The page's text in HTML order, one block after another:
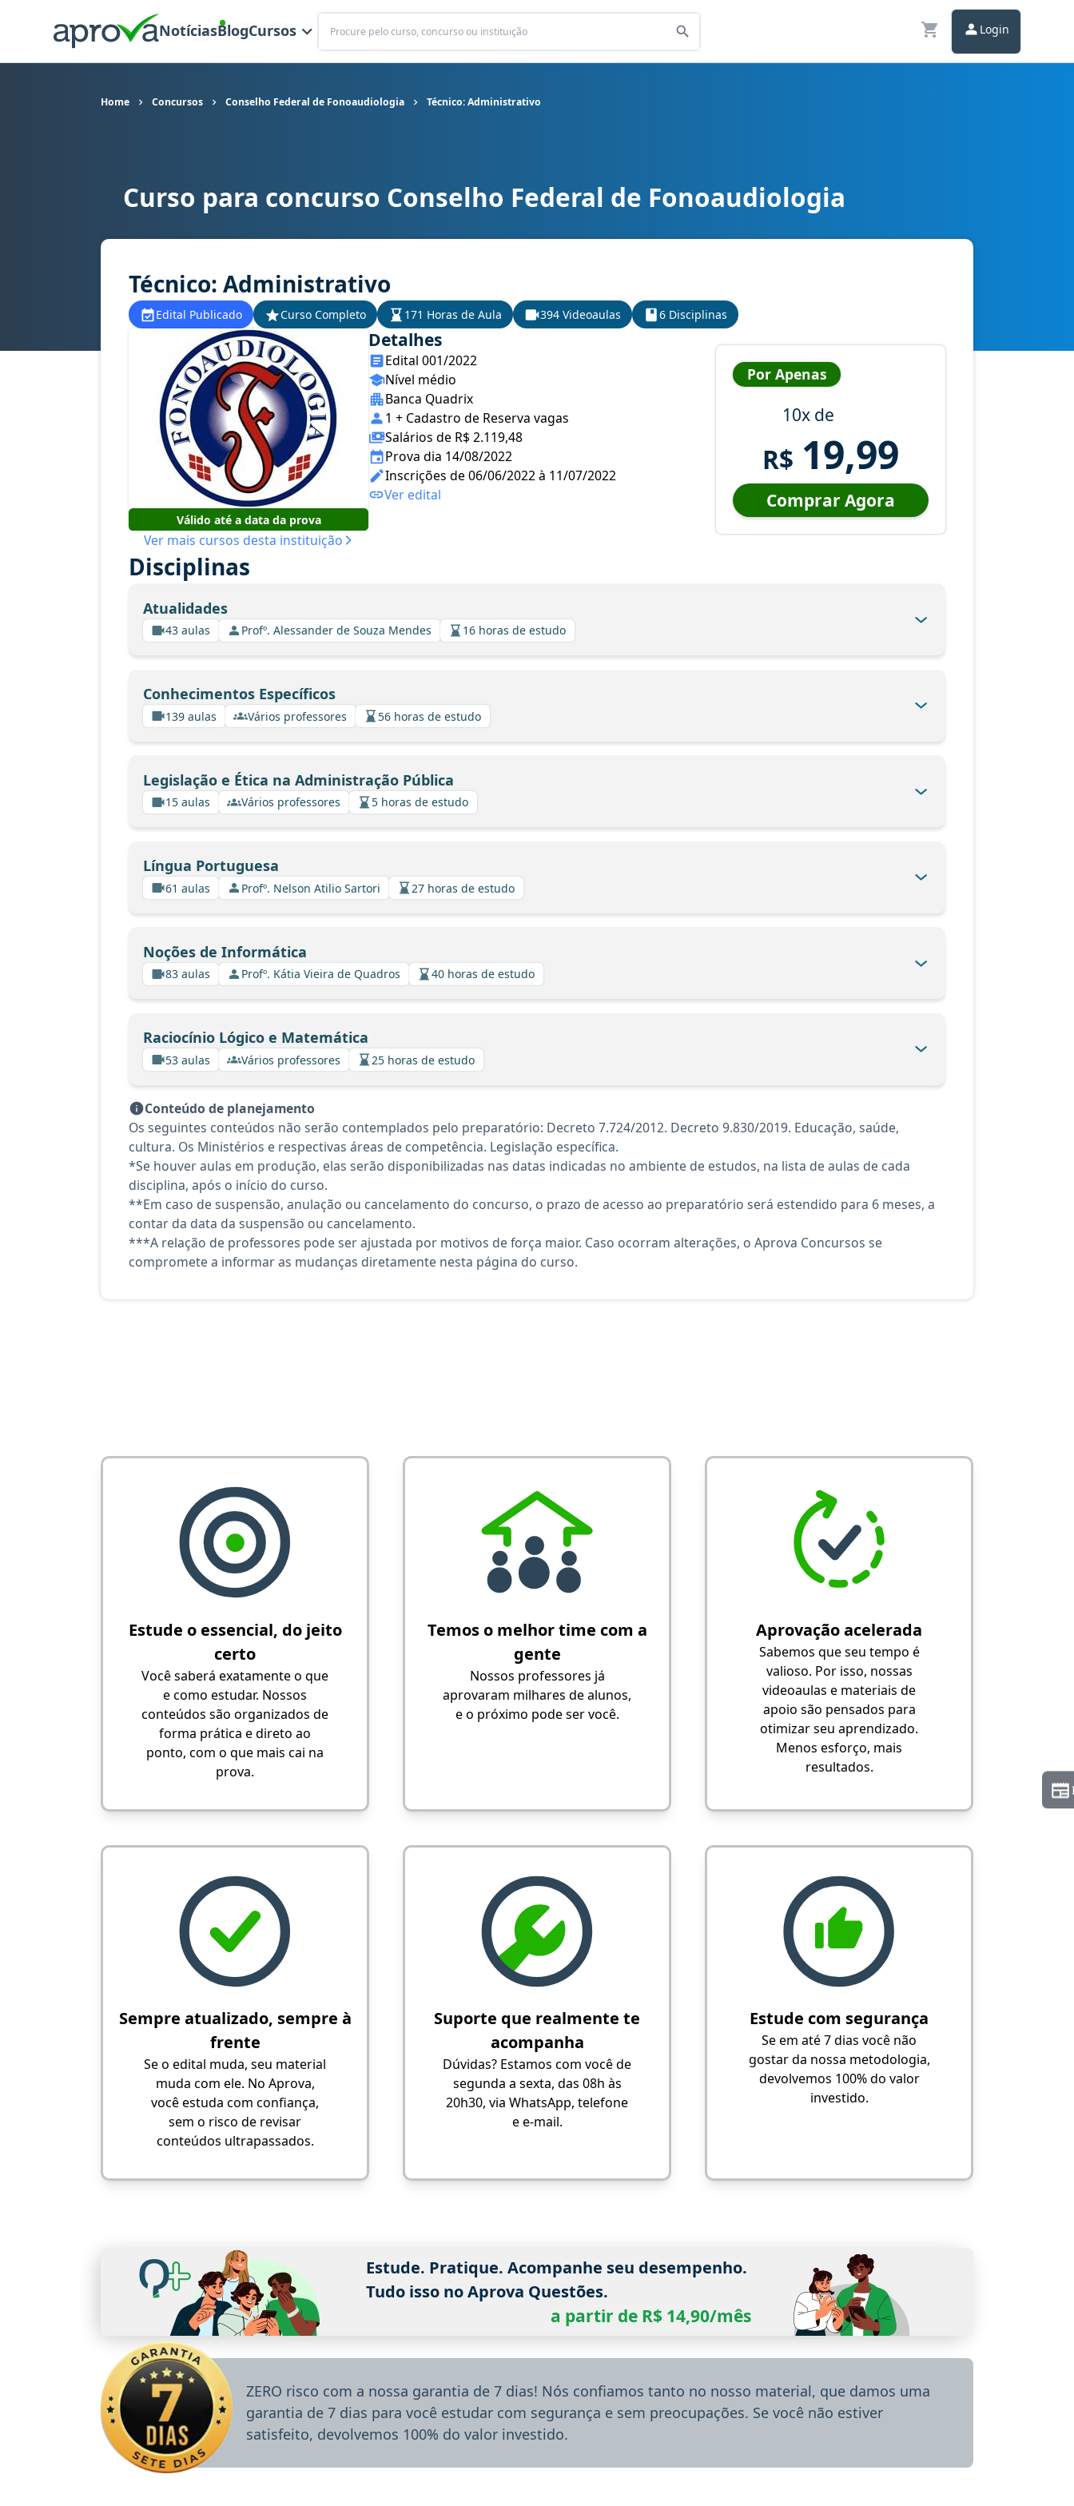
NotíciasBlogCursos
Buscar
Login
Home Concursos Conselho Federal de Fonoaudiologia Técnico: Administrativo
Curso para concurso CFFA - Conselho Federal de Fonoaudiologia cargo Técnico: Administrativo
Curso para concurso Conselho Federal de Fonoaudiologia
Técnico: Administrativo
Edital Publicado Curso Completo 171 Horas de Aula 394 Videoaulas 6 Disciplinas
Válido até a data da prova
Ver mais cursos desta instituição
Detalhes
Edital 001/2022
Nível médio
Banca Quadrix
1 + Cadastro de Reserva vagas
Salários de R$ 2.119,48
Prova dia 14/08/2022
Inscrições de 06/06/2022 à 11/07/2022
Ver edital
Por Apenas
10x de
R$ 19,99
Comprar Agora
Disciplinas
Atualidades
43 aulas Profº. Alessander de Souza Mendes 16 horas de estudo
Conhecimentos Específicos
139 aulas Vários professores 56 horas de estudo
Legislação e Ética na Administração Pública
15 aulas Vários professores 5 horas de estudo
Língua Portuguesa
61 aulas Profº. Nelson Atilio Sartori 27 horas de estudo
Noções de Informática
83 aulas Profº. Kátia Vieira de Quadros 40 horas de estudo
Raciocínio Lógico e Matemática
53 aulas Vários professores 25 horas de estudo
Conteúdo de planejamento
Os seguintes conteúdos não serão contemplados pelo preparatório: Decreto 7.724/2012. Decreto 9.830/2019. Educação, saúde,
cultura. Os Ministérios e respectivas áreas de competência. Legislação específica.
*Se houver aulas em produção, elas serão disponibilizadas nas datas indicadas no ambiente de estudos, na lista de aulas de cada
disciplina, após o início do curso.
**Em caso de suspensão, anulação ou cancelamento do concurso, o prazo de acesso ao preparatório será estendido para 6 meses, a
contar da data da suspensão ou cancelamento.
***A relação de professores pode ser ajustada por motivos de força maior. Caso ocorram alterações, o Aprova Concursos se
compromete a informar as mudanças diretamente nesta página do curso.
Estude o essencial, do jeito
certo
Você saberá exatamente o que
e como estudar. Nossos
conteúdos são organizados de
forma prática e direto ao
ponto, com o que mais cai na
prova.
Temos o melhor time com a
gente
Nossos professores já
aprovaram milhares de alunos,
e o próximo pode ser você.
Aprovação acelerada
Sabemos que seu tempo é
valioso. Por isso, nossas
videoaulas e materiais de
apoio são pensados para
otimizar seu aprendizado.
Menos esforço, mais
resultados.
Sempre atualizado, sempre à
frente
Se o edital muda, seu material
muda com ele. No Aprova,
você estuda com confiança,
sem o risco de revisar
conteúdos ultrapassados.
Suporte que realmente te
acompanha
Dúvidas? Estamos com você de
segunda a sexta, das 08h às
20h30, via WhatsApp, telefone
e e-mail.
Estude com segurança
Se em até 7 dias você não
gostar da nossa metodologia,
devolvemos 100% do valor
investido.
Estude. Pratique. Acompanhe seu desempenho.
Tudo isso no Aprova Questões.
a partir de R$ 14,90/mês
ZERO risco com a nossa garantia de 7 dias! Nós confiamos tanto no nosso material, que damos uma
garantia de 7 dias para você estudar com segurança e sem preocupações. Se você não estiver
satisfeito, devolvemos 100% do valor investido.